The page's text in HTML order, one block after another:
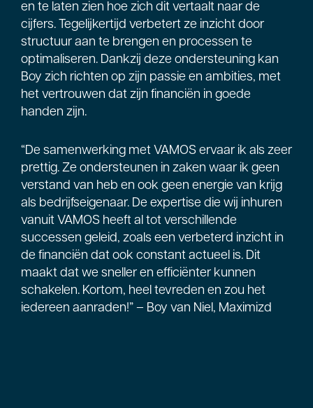
en te laten zien hoe zich dit vertaalt naar de
cijfers. Tegelijkertijd verbetert ze inzicht door
structuur aan te brengen en processen te
optimaliseren. Dankzij deze ondersteuning kan
Boy zich richten op zijn passie en ambities, met
het vertrouwen dat zijn financiën in goede
handen zijn.
“De samenwerking met VAMOS ervaar ik als zeer
prettig. Ze ondersteunen in zaken waar ik geen
verstand van heb en ook geen energie van krijg
als bedrijfseigenaar. De expertise die wij inhuren
vanuit VAMOS heeft al tot verschillende
successen geleid, zoals een verbeterd inzicht in
de financiën dat ook constant actueel is. Dit
maakt dat we sneller en efficiënter kunnen
schakelen. Kortom, heel tevreden en zou het
iedereen aanraden!” – Boy van Niel, Maximizd